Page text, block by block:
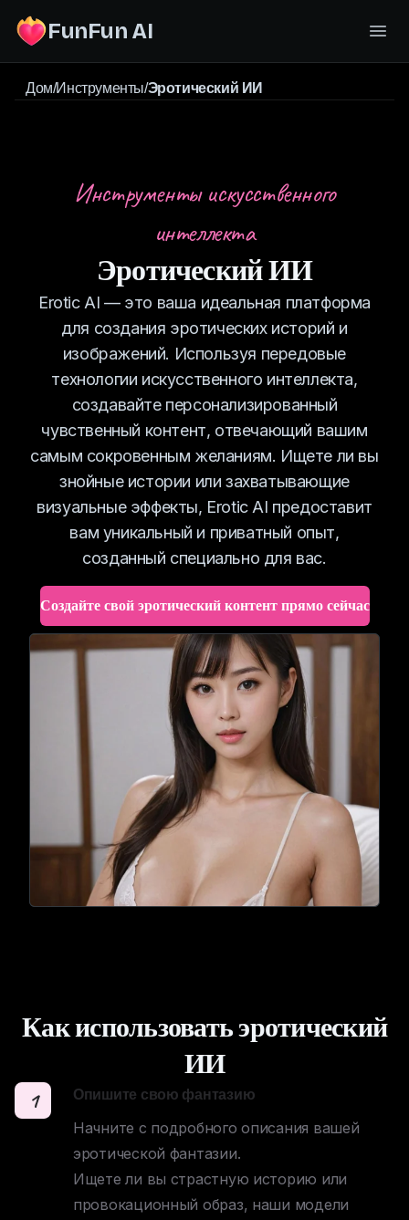
FunFun AI
Дом/Инструменты/Эротический ИИ
Инструменты искусственного
интеллекта
Эротический ИИ
Erotic AI — это ваша идеальная платформа
для создания эротических историй и
изображений. Используя передовые
технологии искусственного интеллекта,
создавайте персонализированный
чувственный контент, отвечающий вашим
самым сокровенным желаниям. Ищете ли вы
знойные истории или захватывающие
визуальные эффекты, Erotic AI предоставит
вам уникальный и приватный опыт,
созданный специально для вас.
Создайте свой эротический контент прямо сейчас
Как использовать эротический
ИИ
1 Опишите свою фантазию
Начните с подробного описания вашей
эротической фантазии.
Ищете ли вы страстную историю или
провокационный образ, наши модели